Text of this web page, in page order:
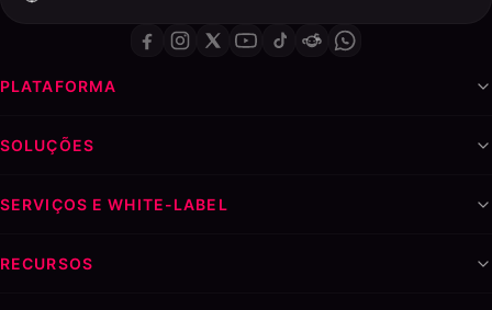
PLATAFORMA
SOLUÇÕES
SERVIÇOS E WHITE-LABEL
RECURSOS